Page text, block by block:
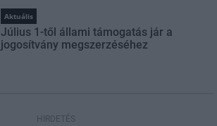
Aktuális
Július 1-től állami támogatás jár a
jogosítvány megszerzéséhez
HIRDETÉS